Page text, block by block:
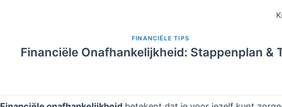
FINANCIËLE TIPS
Financiële Onafhankelijkheid: Stappenplan &